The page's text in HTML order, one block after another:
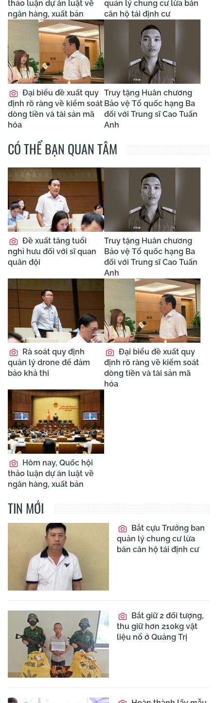
thảo luận dự án luật về
ngân hàng, xuất bản
quản lý chung cư lừa bán
căn hộ tái định cư
Đại biểu đề xuất quy
định rõ ràng về kiểm soát
dòng tiền và tài sản mã
hóa
Truy tặng Huân chương
Bảo vệ Tổ quốc hạng Ba
đối với Trung sĩ Cao Tuấn
Anh
CÓ THỂ BẠN QUAN TÂM
Đề xuất tăng tuổi
nghỉ hưu đối với sĩ quan
quân đội
Truy tặng Huân chương
Bảo vệ Tổ quốc hạng Ba
đối với Trung sĩ Cao Tuấn
Anh
Rà soát quy định
quản lý drone để đảm
bảo khả thi
Đại biểu đề xuất quy
định rõ ràng về kiểm soát
dòng tiền và tài sản mã
hóa
Hôm nay, Quốc hội
thảo luận dự án luật về
ngân hàng, xuất bản
TIN MỚI
Bắt cựu Trưởng ban
quản lý chung cư lừa
bán căn hộ tái định cư
Bắt giữ 2 đối tượng,
thu giữ hơn 210kg vật
liệu nổ ở Quảng Trị